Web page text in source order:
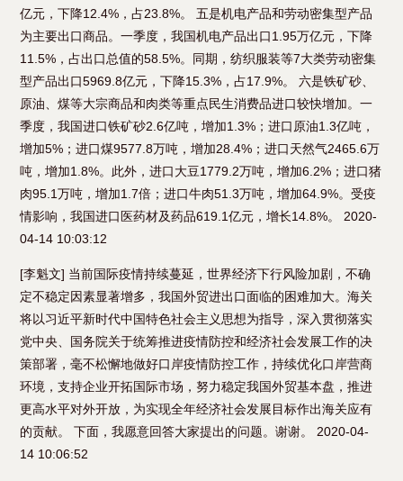
亿元，下降12.4%，占23.8%。 五是机电产品和劳动密集型产品
为主要出口商品。一季度，我国机电产品出口1.95万亿元，下降
11.5%，占出口总值的58.5%。同期，纺织服装等7大类劳动密集
型产品出口5969.8亿元，下降15.3%，占17.9%。 六是铁矿砂、
原油、煤等大宗商品和肉类等重点民生消费品进口较快增加。一
季度，我国进口铁矿砂2.6亿吨，增加1.3%；进口原油1.3亿吨，
增加5%；进口煤9577.8万吨，增加28.4%；进口天然气2465.6万
吨，增加1.8%。此外，进口大豆1779.2万吨，增加6.2%；进口猪
肉95.1万吨，增加1.7倍；进口牛肉51.3万吨，增加64.9%。受疫
情影响，我国进口医药材及药品619.1亿元，增长14.8%。 2020-
04-14 10:03:12
[李魁文] 当前国际疫情持续蔓延，世界经济下行风险加剧，不确
定不稳定因素显著增多，我国外贸进出口面临的困难加大。海关
将以习近平新时代中国特色社会主义思想为指导，深入贯彻落实
党中央、国务院关于统筹推进疫情防控和经济社会发展工作的决
策部署，毫不松懈地做好口岸疫情防控工作，持续优化口岸营商
环境，支持企业开拓国际市场，努力稳定我国外贸基本盘，推进
更高水平对外开放，为实现全年经济社会发展目标作出海关应有
的贡献。 下面，我愿意回答大家提出的问题。谢谢。 2020-04-
14 10:06:52